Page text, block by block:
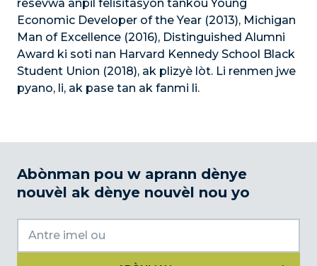
resevwa anpil felisitasyon tankou Young
Economic Developer of the Year (2013), Michigan
Man of Excellence (2016), Distinguished Alumni
Award ki soti nan Harvard Kennedy School Black
Student Union (2018), ak plizyè lòt. Li renmen jwe
pyano, li, ak pase tan ak fanmi li.
Abònman pou w aprann dènye
nouvèl ak dènye nouvèl nou yo